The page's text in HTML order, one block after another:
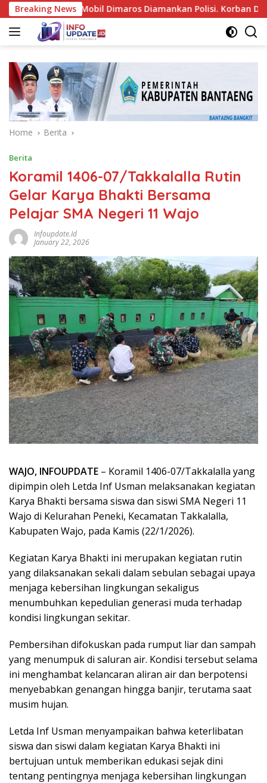
Skip
to
content
Breaking News
Mobil Dimaros Diamankan Polisi. Korban Diteriaki
Home Berita
Berita
Koramil 1406-07/Takkalalla Rutin
Gelar Karya Bhakti Bersama
Pelajar SMA Negeri 11 Wajo
Infoupdate.id
January 22, 2026
WAJO, INFOUPDATE – Koramil 1406-07/Takkalalla yang
dipimpin oleh Letda Inf Usman melaksanakan kegiatan
Karya Bhakti bersama siswa dan siswi SMA Negeri 11
Wajo di Kelurahan Peneki, Kecamatan Takkalalla,
Kabupaten Wajo, pada Kamis (22/1/2026).
Kegiatan Karya Bhakti ini merupakan kegiatan rutin
yang dilaksanakan sekali dalam sebulan sebagai upaya
menjaga kebersihan lingkungan sekaligus
menumbuhkan kepedulian generasi muda terhadap
kondisi lingkungan sekitar.
Pembersihan difokuskan pada rumput liar dan sampah
yang menumpuk di saluran air. Kondisi tersebut selama
ini menghambat kelancaran aliran air dan berpotensi
menyebabkan genangan hingga banjir, terutama saat
musim hujan.
Letda Inf Usman menyampaikan bahwa keterlibatan
siswa dan siswi dalam kegiatan Karya Bhakti ini
bertujuan untuk memberikan edukasi sejak dini
tentang pentingnya menjaga kebersihan lingkungan